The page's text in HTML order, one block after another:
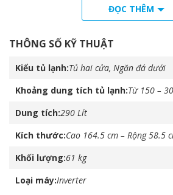
giúp tiết kiệm tiền điện cho gia đình bạn.
tủ lạnhhoạt động êm ái
ĐỌC THÊM
THÔNG SỐ KỸ THUẬT
Kiểu tủ lạnh Tủ hai cửa, Ngăn đá dưới
Khoảng dung tích tủ lạnh Từ 150 –
Dung tích 290 Lít
Kích thước Cao 164.5 cm – Rộng 58.5
Khối lượng 61 kg
Loại máy Inverter